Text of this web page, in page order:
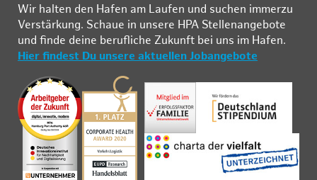
Wir hal­ten den Ha­fen am Lau­fen und su­chen im­mer­zu
Ver­stär­kung. Schau­e in un­se­re HPA Stel­len­an­ge­bo­te
und fin­de deine be­ruf­li­che Zu­kunft bei uns im Ha­fen.
Hier findest Du unsere aktuellen Jobangebote